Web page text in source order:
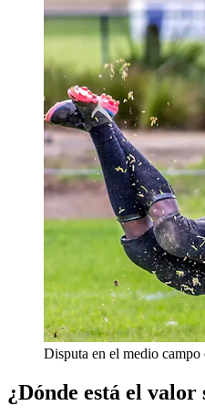
Disputa en el medio campo
¿Dónde está el valor